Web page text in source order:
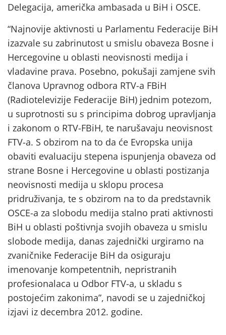
Delegacija, američka ambasada u BiH i OSCE.
“Najnovije aktivnosti u Parlamentu Federacije BiH
izazvale su zabrinutost u smislu obaveza Bosne i
Hercegovine u oblasti neovisnosti medija i
vladavine prava. Posebno, pokušaji zamjene svih
članova Upravnog odbora RTV-a FBiH
(Radiotelevizije Federacije BiH) jednim potezom,
u suprotnosti su s principima dobrog upravljanja
i zakonom o RTV-FBiH, te narušavaju neovisnost
FTV-a. S obzirom na to da će Evropska unija
obaviti evaluaciju stepena ispunjenja obaveza od
strane Bosne i Hercegovine u oblasti postizanja
neovisnosti medija u sklopu procesa
pridruživanja, te s obzirom na to da predstavnik
OSCE-a za slobodu medija stalno prati aktivnosti
BiH u oblasti poštivnja svojih obaveza u smislu
slobode medija, danas zajednički urgiramo na
zvaničnike Federacije BiH da osiguraju
imenovanje kompetentnih, nepristranih
profesionalaca u Odbor FTV-a, u skladu s
postojećim zakonima”, navodi se u zajedničkoj
izjavi iz decembra 2012. godine.